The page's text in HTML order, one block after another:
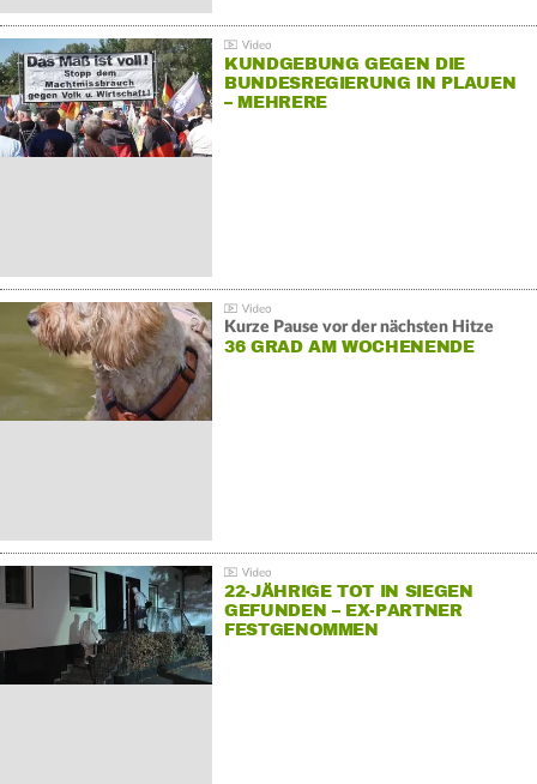
KUNDGEBUNG GEGEN DIE
BUNDESREGIERUNG IN PLAUEN
– MEHRERE
Kurze Pause vor der nächsten Hitze
36 GRAD AM WOCHENENDE
22-JÄHRIGE TOT IN SIEGEN
GEFUNDEN – EX-PARTNER
FESTGENOMMEN